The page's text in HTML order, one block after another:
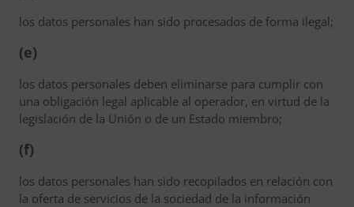
los datos personales han sido procesados de forma ilegal;
(e)
los datos personales deben eliminarse para cumplir con
una obligación legal aplicable al operador, en virtud de la
legislación de la Unión o de un Estado miembro;
(f)
los datos personales han sido recopilados en relación con
la oferta de servicios de la sociedad de la información